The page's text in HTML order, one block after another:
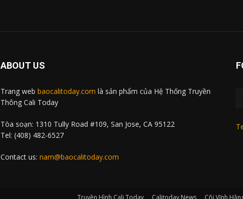
ABOUT US
Trang web baocalitoday.com là sản phẩm của Hệ Thống Truyền
Thông Cali Today
Tòa soạn: 1310 Tully Road #109, San Jose, CA 95122
Tel: (408) 482-6527
Contact us: nam@baocalitoday.com
Truyền Hình Cali Today Calitoday News Cõi Vĩnh